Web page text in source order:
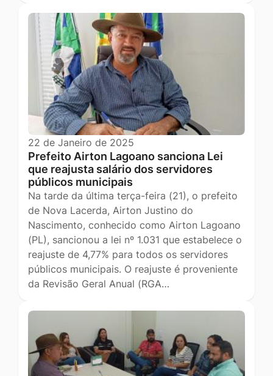
22 de Janeiro de 2025
Prefeito Airton Lagoano sanciona Lei
que reajusta salário dos servidores
públicos municipais
Na tarde da última terça-feira (21), o prefeito
de Nova Lacerda, Airton Justino do
Nascimento, conhecido como Airton Lagoano
(PL), sancionou a lei nº 1.031 que estabelece o
reajuste de 4,77% para todos os servidores
públicos municipais. O reajuste é proveniente
da Revisão Geral Anual (RGA…